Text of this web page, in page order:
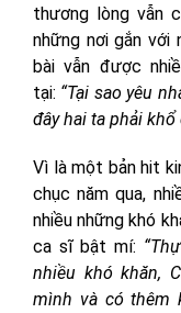
thương lòng vẫn
những nơi gắn với
bài vẫn được
tại: “Tại sao yêu
đây hai ta phải khổ
Vì là một bản hit
chục năm qua,
nhiều những khó
ca sĩ bật mí:
nhiều khó khăn,
mình và có thêm